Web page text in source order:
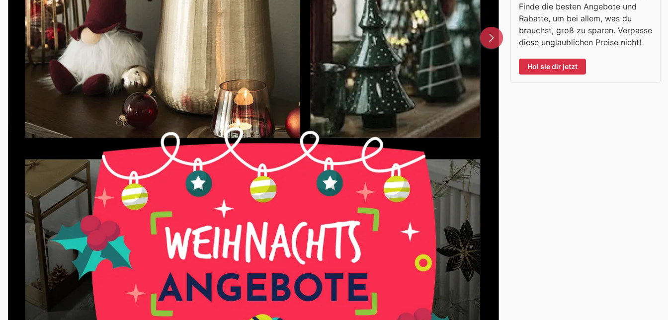
Finde die besten Angebote und
Rabatte, um bei allem, was du
brauchst, groß zu sparen. Verpasse
diese unglaublichen Preise nicht!
Hol sie dir jetzt